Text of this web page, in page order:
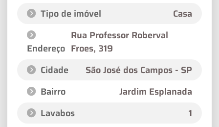
Tipo de imóvel
Casa
Endereço
Rua Professor Roberval
Froes, 319
Cidade
São José dos Campos - SP
Bairro
Jardim Esplanada
Lavabos
1